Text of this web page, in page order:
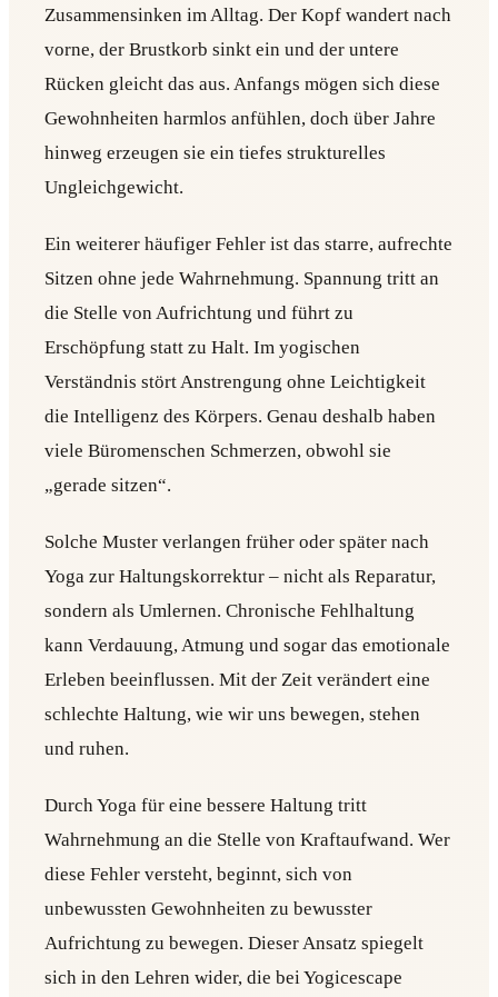
Zusammensinken im Alltag. Der Kopf wandert nach
vorne, der Brustkorb sinkt ein und der untere
Rücken gleicht das aus. Anfangs mögen sich diese
Gewohnheiten harmlos anfühlen, doch über Jahre
hinweg erzeugen sie ein tiefes strukturelles
Ungleichgewicht.
Ein weiterer häufiger Fehler ist das starre, aufrechte
Sitzen ohne jede Wahrnehmung. Spannung tritt an
die Stelle von Aufrichtung und führt zu
Erschöpfung statt zu Halt. Im yogischen
Verständnis stört Anstrengung ohne Leichtigkeit
die Intelligenz des Körpers. Genau deshalb haben
viele Büromenschen Schmerzen, obwohl sie
„gerade sitzen“.
Solche Muster verlangen früher oder später nach
Yoga zur Haltungskorrektur – nicht als Reparatur,
sondern als Umlernen. Chronische Fehlhaltung
kann Verdauung, Atmung und sogar das emotionale
Erleben beeinflussen. Mit der Zeit verändert eine
schlechte Haltung, wie wir uns bewegen, stehen
und ruhen.
Durch Yoga für eine bessere Haltung tritt
Wahrnehmung an die Stelle von Kraftaufwand. Wer
diese Fehler versteht, beginnt, sich von
unbewussten Gewohnheiten zu bewusster
Aufrichtung zu bewegen. Dieser Ansatz spiegelt
sich in den Lehren wider, die bei Yogicescape